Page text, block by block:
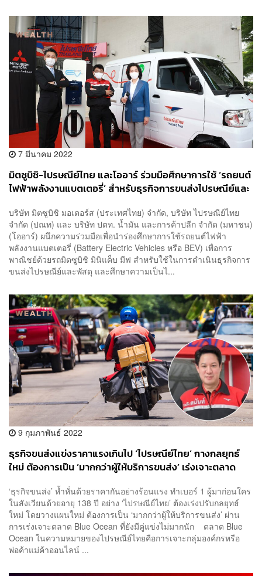
7 มีนาคม 2022
มิตซูบิชิ-ไปรษณีย์ไทย และโออาร์ ร่วมมือศึกษาการใช้ ‘รถยนต์
ไฟฟ้าพลังงานแบตเตอรี่’ สำหรับธุรกิจการขนส่งไปรษณีย์และ
บริษัท มิตซูบิชิ มอเตอร์ส (ประเทศไทย) จำกัด, บริษัท ไปรษณีย์ไทย
จำกัด (ปณท) และ บริษัท ปตท. น้ำมัน และการค้าปลีก จำกัด (มหาชน)
(โออาร์) ผนึกความร่วมมือเพื่อนำร่องศึกษาการใช้รถยนต์ไฟฟ้า
พลังงานแบตเตอรี่ (Battery Electric Vehicles หรือ BEV) เพื่อการ
พาณิชย์ด้วยรถมิตซูบิชิ มินิแค็บ มีฟ สำหรับใช้ในการดำเนินธุรกิจการ
ขนส่งไปรษณีย์และพัสดุ และศึกษาความเป็นไ...
9 กุมภาพันธ์ 2022
ธุรกิจขนส่งแข่งราคาแรงเกินไป ‘ไปรษณีย์ไทย’ กางกลยุทธ์
ใหม่ ต้องการเป็น ‘มากกว่าผู้ให้บริการขนส่ง’ เร่งเจาะตลาด
‘ธุรกิจขนส่ง’ ห้ำหั่นด้วยราคากันอย่างร้อนแรง ทำเบอร์ 1 ผู้มาก่อนใคร
ในสังเวียนด้วยอายุ 138 ปี อย่าง ‘ไปรษณีย์ไทย’ ต้องเร่งปรับกลยุทธ์
ใหม่ โดยวางแผนใหม่ ต้องการเป็น ‘มากกว่าผู้ให้บริการขนส่ง’ ผ่าน
การเร่งเจาะตลาด Blue Ocean ที่ยังมีคู่แข่งไม่มากนัก ตลาด Blue
Ocean ในความหมายของไปรษณีย์ไทยคือการเจาะกลุ่มองค์กรหรือ
พ่อค้าแม่ค้าออนไลน์ ...